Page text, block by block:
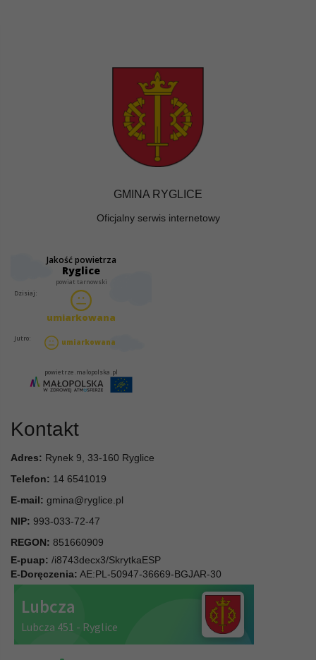
GMINA RYGLICE
Oficjalny serwis internetowy
Kontakt
Adres: Rynek 9, 33-160 Ryglice
Telefon: 14 6541019
E-mail: gmina@ryglice.pl
NIP: 993-033-72-47
REGON: 851660909
E-puap: /i8743decx3/SkrytkaESP
E-Doręczenia: AE:PL-50947-36669-BGJAR-30